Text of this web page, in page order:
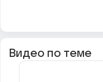
Видео по теме